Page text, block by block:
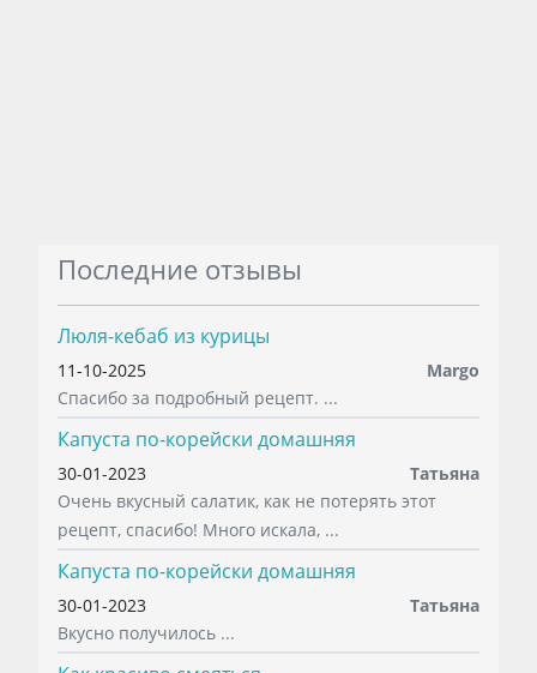
Последние отзывы
Люля-кебаб из курицы
11-10-2025
Margo
Спасибо за подробный рецепт. ...
Капуста по-корейски домашняя
30-01-2023
Татьяна
Очень вкусный салатик, как не потерять этот
рецепт, спасибо! Много искала, ...
Капуста по-корейски домашняя
30-01-2023
Татьяна
Вкусно получилось ...